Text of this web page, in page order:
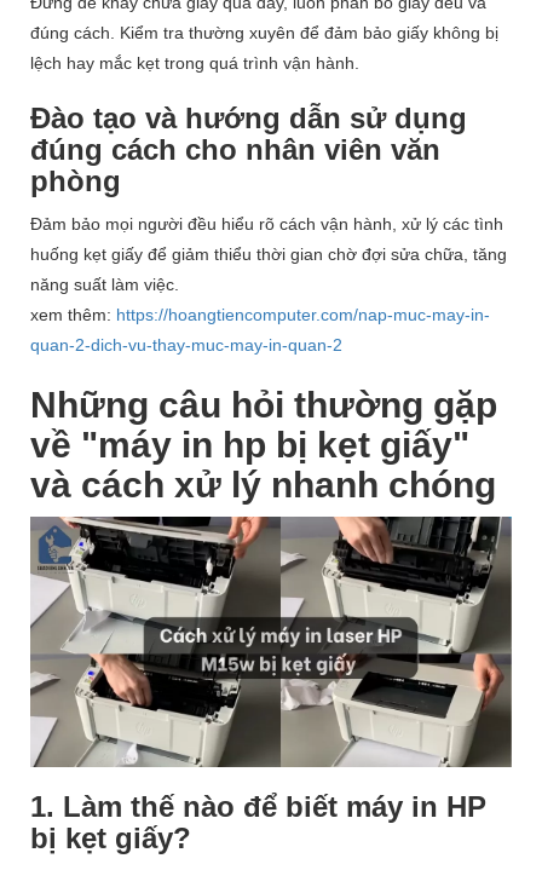
đúng cách. Kiểm tra thường xuyên để đảm bảo giấy không bị
lệch hay mắc kẹt trong quá trình vận hành.
Đào tạo và hướng dẫn sử dụng
đúng cách cho nhân viên văn
phòng
Đảm bảo mọi người đều hiểu rõ cách vận hành, xử lý các tình
huống kẹt giấy để giảm thiểu thời gian chờ đợi sửa chữa, tăng
năng suất làm việc.
xem thêm: https://hoangtiencomputer.com/nap-muc-may-in-
quan-2-dich-vu-thay-muc-may-in-quan-2
Những câu hỏi thường gặp
về "máy in hp bị kẹt giấy"
và cách xử lý nhanh chóng
1. Làm thế nào để biết máy in HP
bị kẹt giấy?